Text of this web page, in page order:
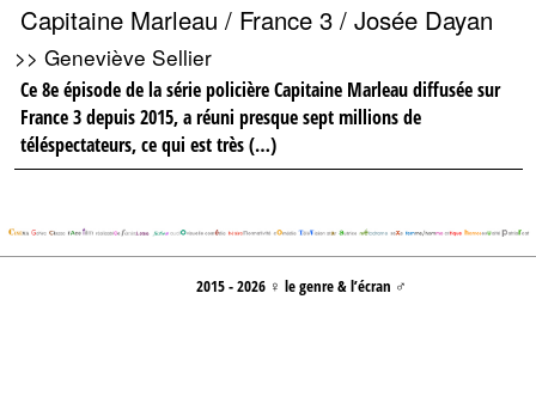
Capitaine Marleau / France 3 / Josée Dayan
>> Geneviève Sellier
Ce 8e épisode de la série policière Capitaine Marleau diffusée sur
France 3 depuis 2015, a réuni presque sept millions de
téléspectateurs, ce qui est très (…)
2015 - 2026 ♀ le genre & l’écran ♂